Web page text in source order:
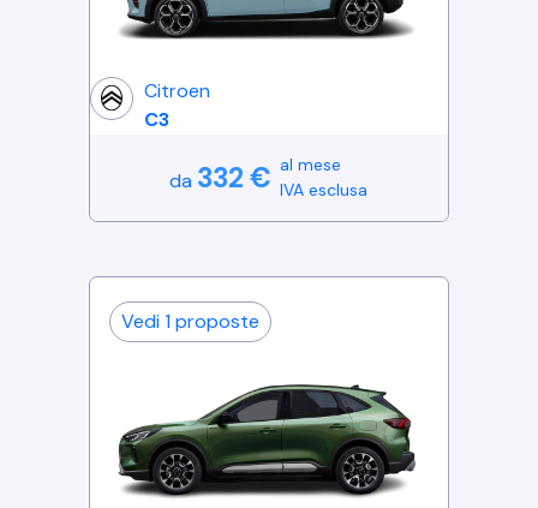
Citroen
C3
da 332 € al mese
IVA esclusa
Vedi 1 proposte